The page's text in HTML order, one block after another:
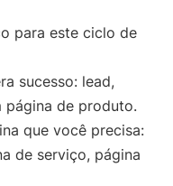
para este ciclo de
sucesso: lead,
página de produto.
que você precisa:
de serviço, página